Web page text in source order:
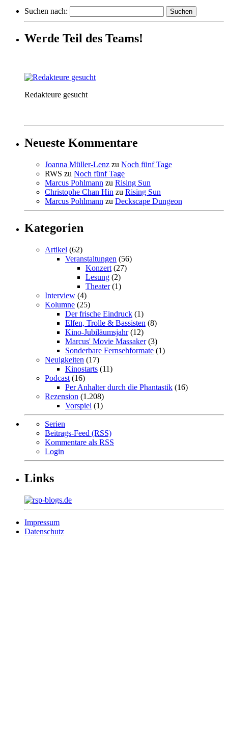
Suchen nach:
Werde Teil des Teams!
Redakteure gesucht
Neueste Kommentare
Joanna Müller-Lenz zu Noch fünf Tage
RWS zu Noch fünf Tage
Marcus Pohlmann zu Rising Sun
Christophe Chan Hin zu Rising Sun
Marcus Pohlmann zu Deckscape Dungeon
Kategorien
Artikel (62)
Veranstaltungen (56)
Konzert (27)
Lesung (2)
Theater(1)
Interview (4)
Kolumne (25)
Der frische Eindruck (1)
Elfen, Trolle & Bassisten (8)
Kino-Jubiläumsjahr(12)
Marcus' Movie Massaker(3)
Sonderbare Fernsehformate (1)
Neuigkeiten (17)
Kinostarts (11)
Podcast (16)
Per Anhalter durch die Phantastik (16)
Rezension (1.208)
Vorspiel (1)
Serien
Beitrags-Feed (RSS)
Kommentare als RSS
Login
Links
Impressum
Datenschutz